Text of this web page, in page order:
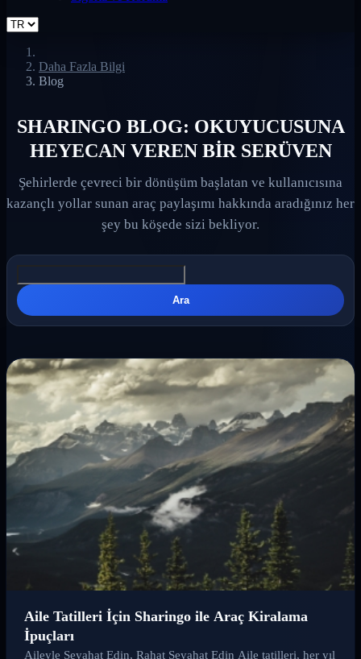
Daha Fazla Bilgi
Blog
SHARINGO BLOG: OKUYUCUSUNA
HEYECAN VEREN BİR SERÜVEN
Şehirlerde çevreci bir dönüşüm başlatan ve kullanıcısına
kazançlı yollar sunan araç paylaşımı hakkında aradığınız her
şey bu köşede sizi bekliyor.
Ara
Aile Tatilleri İçin Sharingo ile Araç Kiralama
İpuçları
Aileyle Seyahat Edin, Rahat Seyahat Edin Aile tatilleri, her yıl